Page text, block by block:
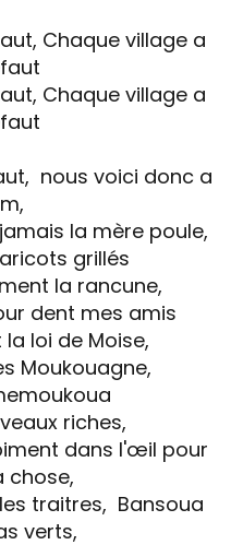
Chaque village a
Chaque village a
nous voici donc a
la mère poule,
grillés
la rancune,
dent mes amis
loi de Moise,
Moukouagne,
riches,
dans l'œil pour
chose,
traitres, Bansoua
verts,